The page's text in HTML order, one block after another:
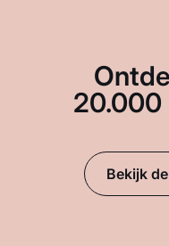
20.000
Bekijk